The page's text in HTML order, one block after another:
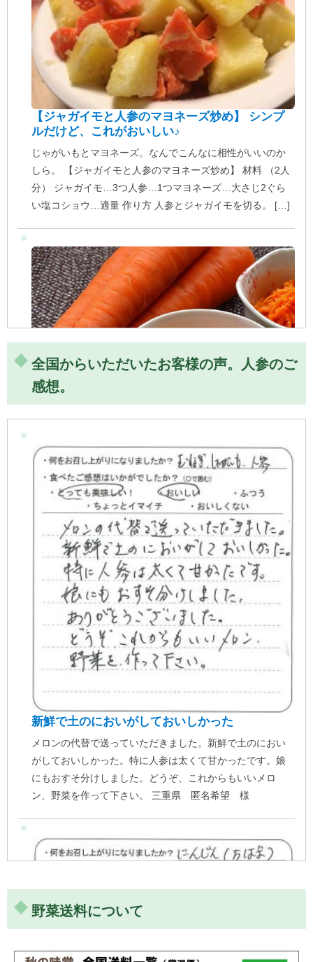
【ジャガイモと人参のマヨネーズ炒め】 シンプ
ルだけど、これがおいしい♪
じゃがいもとマヨネーズ。なんでこんなに相性がいいのか
しら。 【ジャガイモと人参のマヨネーズ炒め】 材料 （2人
分） ジャガイモ…3つ人参…1つマヨネーズ…大さじ2ぐら
い塩コショウ…適量 作り方 人参とジャガイモを切る。 […]
「人参ごはん」一緒に炊くだけ簡単レシピ
ニンジン嫌いの息子もこの一品は食べてくれます。すりお
ろして一緒に炊くだけの簡単レシピ！ 「人参ご飯」 材料 ニ
ンジン 1本コンソメ 小さじ2塩 少々米 2
合 作り方 米をとぎ、ざるにあげておく。 ニンジンは皮 […]
「ニンジンの明太子あえ」お酒のおつまみに♪
これを作ると、ついつい飲みすぎちゃう！お酒が進むおつ
まみ。人参と明太子をあえただけの簡単レシピです。 ニン
ジンの明太子あえ 材料 ニンジン 1～2本（約250g）マヨ
ネーズ 大さじ2明太子 1腹（約60ｇ） 作り方 ニ […]
全国からいただいたお客様の声。人参のご
感想。
新鮮で土のにおいがしておいしかった
メロンの代替で送っていただきました。新鮮で土のにおい
がしておいしかった。特に人参は太くて甘かったです。娘
にもおすそ分けしました。どうぞ、これからもいいメロ
ン、野菜を作って下さい。 三重県 匿名希望 様
野菜送料について